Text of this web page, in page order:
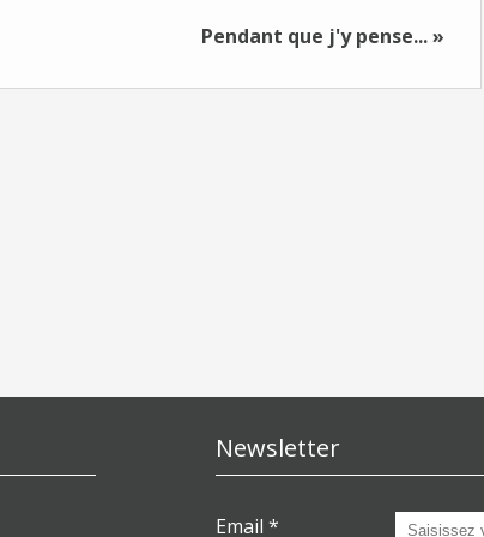
Pendant que j'y pense... »
Newsletter
Email